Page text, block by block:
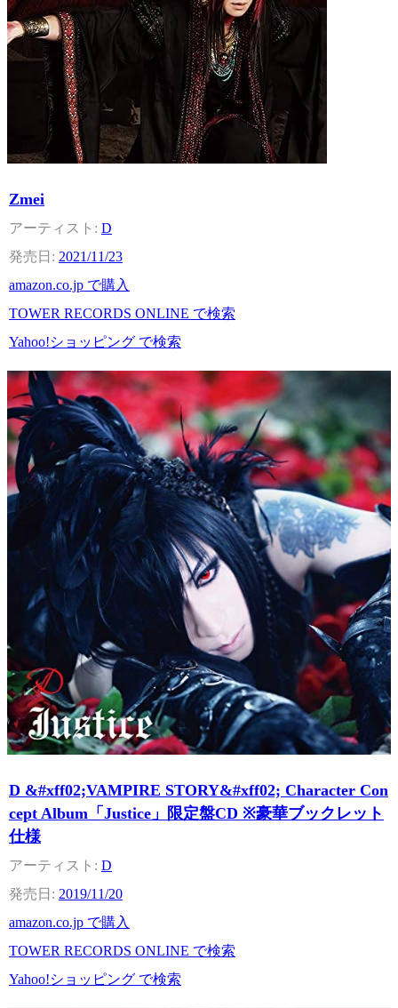
Zmei
D
2021/11/23
amazon.co.jp で購入
TOWER RECORDS ONLINE で検索
Yahoo!ショッピング で検索
D &#xff02;VAMPIRE STORY&#xff02; Character Con
cept Album「Justice」限定盤CD ※豪華ブックレット
仕様
D
2019/11/20
amazon.co.jp で購入
TOWER RECORDS ONLINE で検索
Yahoo!ショッピング で検索